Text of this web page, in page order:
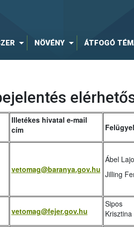
NÖVÉNY ÁTFOGÓ
Illetékes hivatal e-mail
cím
vetomag@baranya.gov.hu
Ábel
Jilling
vetomag@fejer.gov.hu
Sipos
Krisztina